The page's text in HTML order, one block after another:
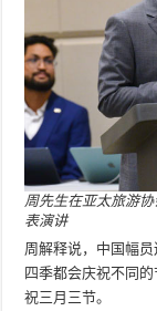
周先生在亚太旅游
表演讲
周解释说，中国幅
四季都会庆祝不同
祝三月三节。